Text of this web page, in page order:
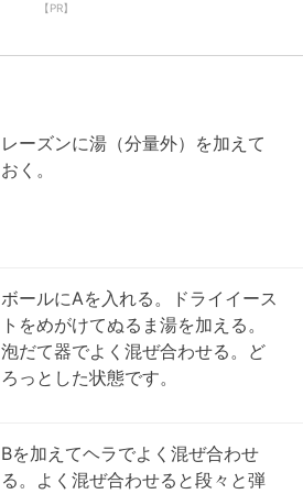
【PR】
レーズンに湯（分量外）を加えて
おく。
ボールにAを入れる。ドライイース
トをめがけてぬるま湯を加える。
泡だて器でよく混ぜ合わせる。ど
ろっとした状態です。
Bを加えてヘラでよく混ぜ合わせ
る。よく混ぜ合わせると段々と弾